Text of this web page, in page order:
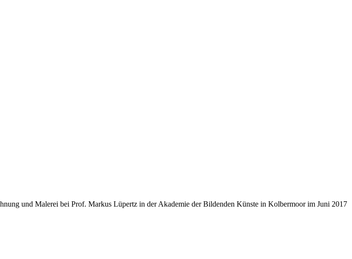
und Malerei bei Prof. Markus Lüpertz in der Akademie der Bildenden Künste in Kolbermoor im Juni 2017